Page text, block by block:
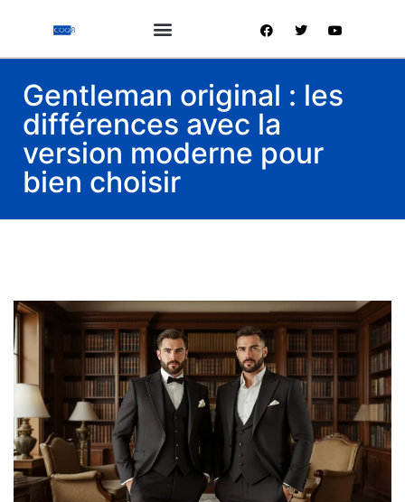
Gentleman original : les
différences avec la
version moderne pour
bien choisir